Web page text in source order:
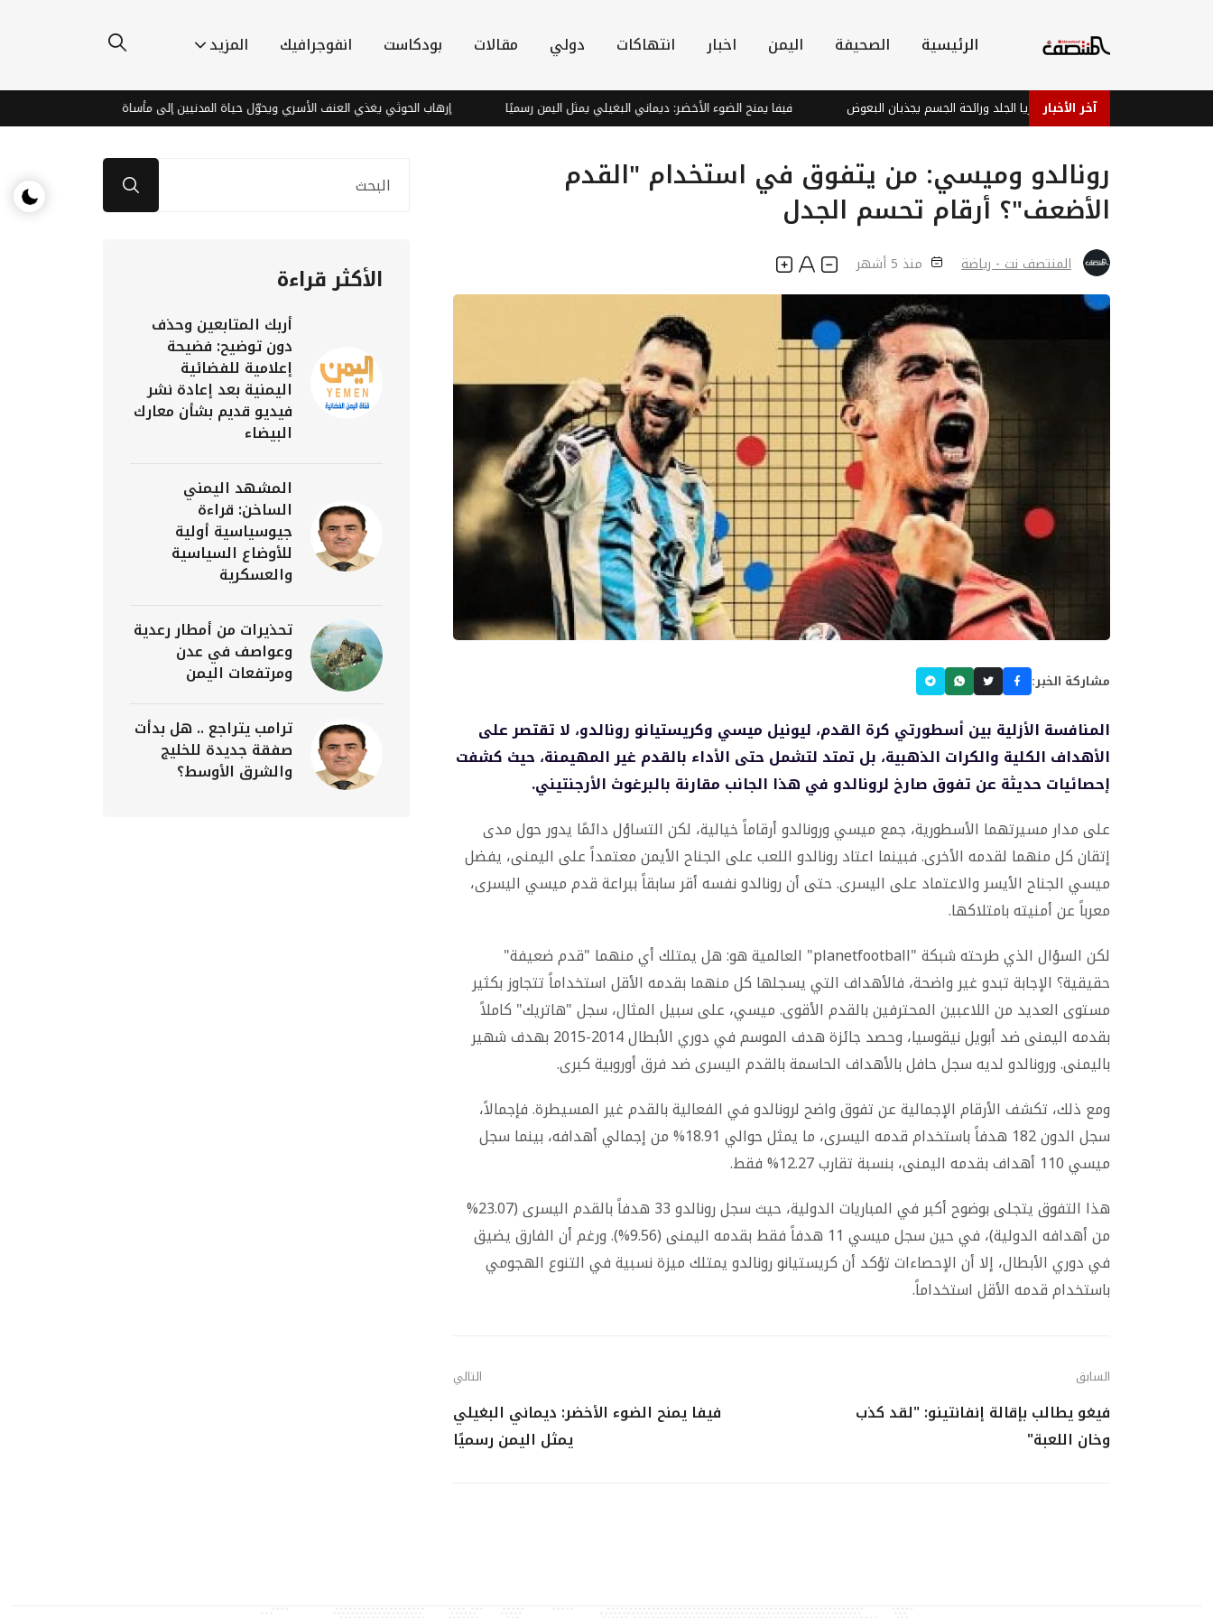
الرئيسية الصحيفة اليمن اخبار انتهاكات دولي مقالات بودكاست انفوجرافيك المزيد
آخر الأخبار
دراسة: بكتيريا الجلد ورائحة الجسم يجذبان البعوض فيفا يمنح الضوء الأخضر: ديماني البغيلي يمثل اليمن رسميًا إرهاب الحوثي يغذي العنف الأسري ويحوّل حياة المدنيين إلى مأساة
رونالدو وميسي: من يتفوق في استخدام "القدم
الأضعف"؟ أرقام تحسم الجدل
المنتصف نت - رياضة منذ 5 أشهر
مشاركة الخبر:
المنافسة الأزلية بين أسطورتي كرة القدم، ليونيل ميسي وكريستيانو رونالدو، لا تقتصر على
الأهداف الكلية والكرات الذهبية، بل تمتد لتشمل حتى الأداء بالقدم غير المهيمنة، حيث كشفت
إحصائيات حديثة عن تفوق صارخ لرونالدو في هذا الجانب مقارنة بالبرغوث الأرجنتيني.
على مدار مسيرتهما الأسطورية، جمع ميسي ورونالدو أرقاماً خيالية، لكن التساؤل دائمًا يدور حول مدى
إتقان كل منهما لقدمه الأخرى. فبينما اعتاد رونالدو اللعب على الجناح الأيمن معتمداً على اليمنى، يفضل
ميسي الجناح الأيسر والاعتماد على اليسرى. حتى أن رونالدو نفسه أقر سابقاً ببراعة قدم ميسي اليسرى،
معرباً عن أمنيته بامتلاكها.
لكن السؤال الذي طرحته شبكة "planetfootball" العالمية هو: هل يمتلك أي منهما "قدم ضعيفة"
حقيقية؟ الإجابة تبدو غير واضحة، فالأهداف التي يسجلها كل منهما بقدمه الأقل استخداماً تتجاوز بكثير
مستوى العديد من اللاعبين المحترفين بالقدم الأقوى. ميسي، على سبيل المثال، سجل "هاتريك" كاملاً
بقدمه اليمنى ضد أبويل نيقوسيا، وحصد جائزة هدف الموسم في دوري الأبطال 2014-2015 بهدف شهير
باليمنى. ورونالدو لديه سجل حافل بالأهداف الحاسمة بالقدم اليسرى ضد فرق أوروبية كبرى.
ومع ذلك، تكشف الأرقام الإجمالية عن تفوق واضح لرونالدو في الفعالية بالقدم غير المسيطرة. فإجمالاً،
سجل الدون 182 هدفاً باستخدام قدمه اليسرى، ما يمثل حوالي 18.91% من إجمالي أهدافه، بينما سجل
ميسي 110 أهداف بقدمه اليمنى، بنسبة تقارب 12.27% فقط.
هذا التفوق يتجلى بوضوح أكبر في المباريات الدولية، حيث سجل رونالدو 33 هدفاً بالقدم اليسرى (23.07%
من أهدافه الدولية)، في حين سجل ميسي 11 هدفاً فقط بقدمه اليمنى (9.56%). ورغم أن الفارق يضيق
في دوري الأبطال، إلا أن الإحصاءات تؤكد أن كريستيانو رونالدو يمتلك ميزة نسبية في التنوع الهجومي
باستخدام قدمه الأقل استخداماً.
السابق
فيغو يطالب بإقالة إنفانتينو: "لقد كذب
وخان اللعبة"
التالي
فيفا يمنح الضوء الأخضر: ديماني البغيلي
يمثل اليمن رسميًا
الأكثر قراءة
أربك المتابعين وحذف
دون توضيح: فضيحة
إعلامية للفضائية
اليمنية بعد إعادة نشر
فيديو قديم بشأن معارك
البيضاء
المشهد اليمني
الساخن: قراءة
جيوسياسية أولية
للأوضاع السياسية
والعسكرية
تحذيرات من أمطار رعدية
وعواصف في عدن
ومرتفعات اليمن
ترامب يتراجع .. هل بدأت
صفقة جديدة للخليج
والشرق الأوسط؟